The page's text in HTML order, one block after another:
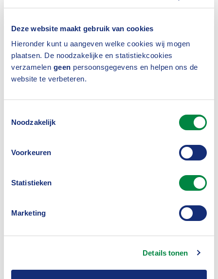
Deze website maakt gebruik van cookies
Hieronder kunt u aangeven welke cookies wij mogen
plaatsen. De noodzakelijke en statistiekcookies
verzamelen geen persoonsgegevens en helpen ons de
website te verbeteren.
Noodzakelijk
Voorkeuren
Statistieken
Marketing
Details tonen
hoeven te rapporteren. Sommige bedrijven moeten
de nieuwe regels. Nederland wil dat deze bedrijven
al vanaf boekjaar 2025 mogen stoppen, en niet pas
vanaf 2027. Inhet huidige voorstel (het compromis)
Minder bedrijven, minder
Volgens het voorstel gelden de nieuwe regels alleen
nog voor bedrijven met meer dan 1000 werknemers.
Daardoor hoeven ongeveer 80% minder bedrijven
aan de rapportageregels te voldoen. Misschien
wordt dit aantal in de toekomst nog kleiner. Ook